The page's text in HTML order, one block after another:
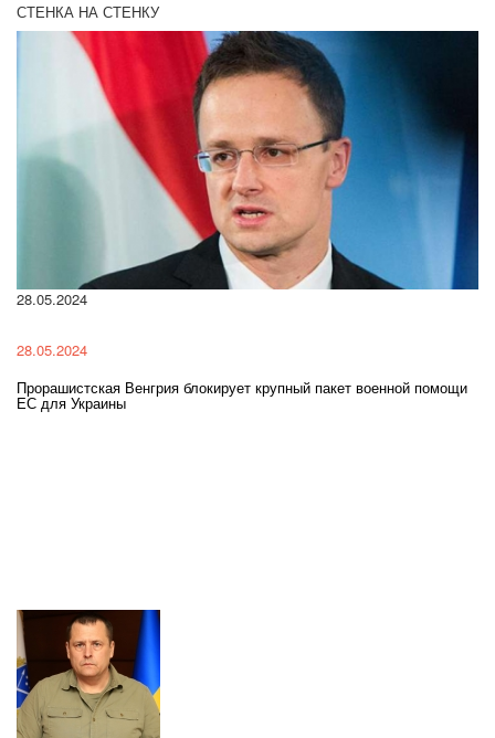
СТЕНКА НА СТЕНКУ
28.05.2024
28.05.2024
Прорашистская Венгрия блокирует крупный пакет военной помощи
ЕС для Украины